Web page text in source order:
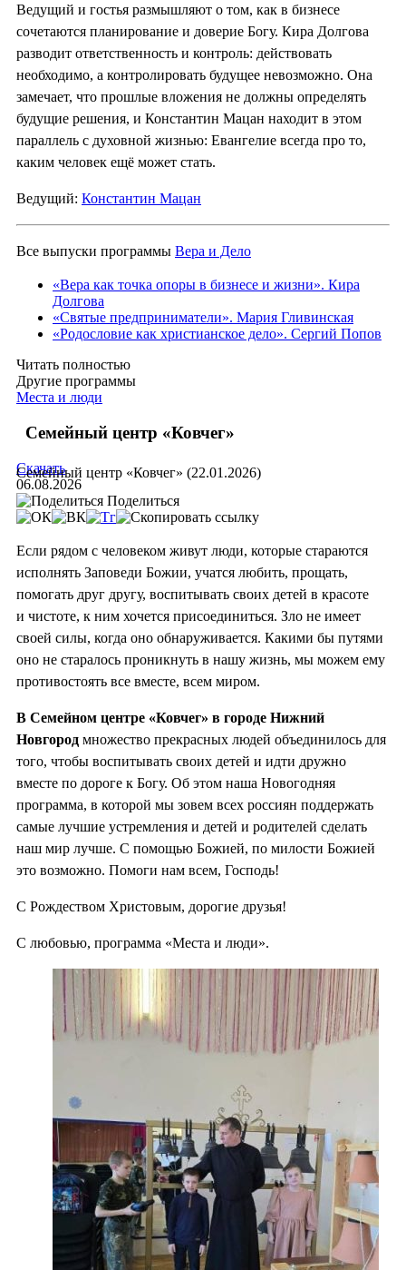
Ведущий и гостья размышляют о том, как в бизнесе
сочетаются планирование и доверие Богу. Кира Долгова
разводит ответственность и контроль: действовать
необходимо, а контролировать будущее невозможно. Она
замечает, что прошлые вложения не должны определять
будущие решения, и Константин Мацан находит в этом
параллель с духовной жизнью: Евангелие всегда про то,
каким человек ещё может стать.
Ведущий: Константин Мацан
Все выпуски программы Вера и Дело
«Вера как точка опоры в бизнесе и жизни». Кира
Долгова
«Святые предприниматели». Мария Гливинская
«Родословие как христианское дело». Сергий Попов
Читать полностью
Другие программы
Места и люди
Семейный центр «Ковчег»
Семейный центр «Ковчег» (22.01.2026)
Скачать
06.08.2026
Поделиться
Если рядом с человеком живут люди, которые стараются
исполнять Заповеди Божии, учатся любить, прощать,
помогать друг другу, воспитывать своих детей в красоте
и чистоте, к ним хочется присоединиться. Зло не имеет
своей силы, когда оно обнаруживается. Какими бы путями
оно не старалось проникнуть в нашу жизнь, мы можем ему
противостоять все вместе, всем миром.
В Семейном центре «Ковчег» в городе Нижний
Новгород множество прекрасных людей объединилось для
того, чтобы воспитывать своих детей и идти дружно
вместе по дороге к Богу. Об этом наша Новогодняя
программа, в которой мы зовем всех россиян поддержать
самые лучшие устремления и детей и родителей сделать
наш мир лучше. С помощью Божией, по милости Божией
это возможно. Помоги нам всем, Господь!
С Рождеством Христовым, дорогие друзья!
С любовью, программа «Места и люди».